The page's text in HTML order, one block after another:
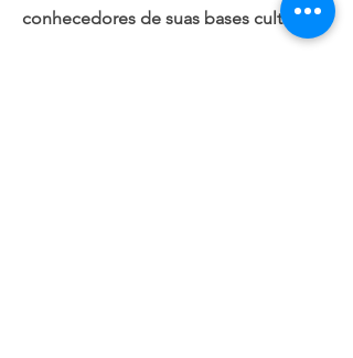
conhecedores de suas bases culturais.